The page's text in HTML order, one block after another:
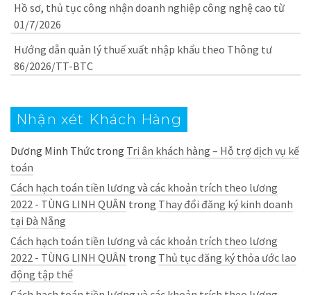
Hồ sơ, thủ tục công nhận doanh nghiệp công nghệ cao từ
01/7/2026
Hướng dẫn quản lý thuế xuất nhập khẩu theo Thông tư
86/2026/TT-BTC
Nhận xét Khách Hàng
Dương Minh Thức trong Tri ân khách hàng – Hỗ trợ dịch vụ kế
toán
Cách hạch toán tiền lương và các khoản trích theo lương
2022 - TÙNG LINH QUÂN trong Thay đổi đăng ký kinh doanh
tại Đà Nẵng
Cách hạch toán tiền lương và các khoản trích theo lương
2022 - TÙNG LINH QUÂN trong Thủ tục đăng ký thỏa ước lao
động tập thể